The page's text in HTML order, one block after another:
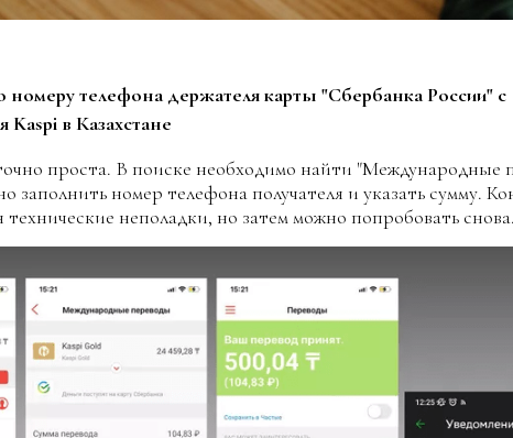
телефона держателя карты "Сбербанка России" с
Kaspi в Казахстане
проста. В поиске необходимо найти "Международные
заполнить номер телефона получателя и указать сумму.
технические неполадки, но затем можно попробовать снова.